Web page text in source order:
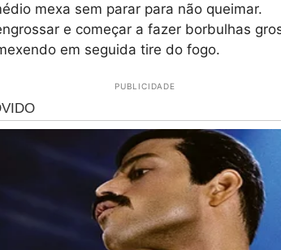
mexa sem parar para não queimar.
e começar a fazer borbulhas
em seguida tire do fogo.
PUBLICIDADE